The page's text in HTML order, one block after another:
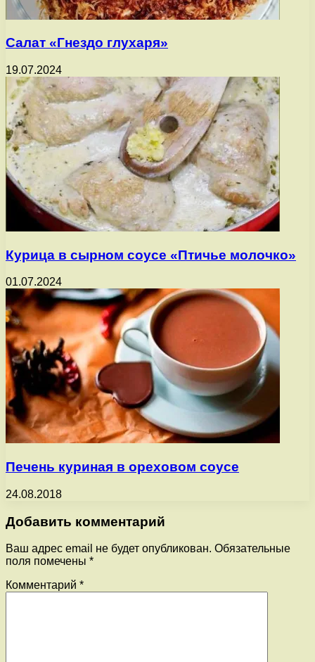
Салат «Гнездо глухаря»
19.07.2024
Курица в сырном соусе «Птичье молочко»
01.07.2024
Печень куриная в ореховом соусе
24.08.2018
Добавить комментарий
Ваш адрес email не будет опубликован. Обязательные
поля помечены *
Комментарий *